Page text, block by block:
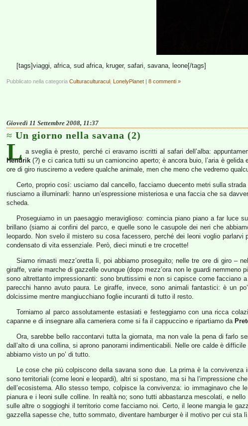
[tags]viaggi, africa, sud africa, kruger, safari, savana, leone[/tags]
Pubblicato nella categoria Culturaculturacul LonelyPlanet | 8 commenti »
Giovedì 11 Settembre 2008, 11:37
Un giorno nella savana (2)
L a sveglia è presto, perché ci eravamo iscritti al safari dell’alba:
Hendrik (?) e ci carica tutti su un camioncino aperto; è ancora buio, l’aria è
ore di giro riusciremo a vedere qualche animale, men che meno che vedremo
Certo, proprio così: usciamo dal cancello, facciamo duecento metri sulla
riusciamo a illuminarli: hanno un’espressione misteriosa e una faccia che sa
scheda.
Proseguiamo in un paesaggio meraviglioso: comincia piano piano a far
brillano (siamo ai confini del parco, e quelle sono le casupole dei neri che
leopardo. Non svelo il mistero su cosa facessero, perché dei leoni voglio
condensato di vita essenziale. Però, dieci minuti e tre crocette!
Siamo rimasti mezz’oretta lì, poi abbiamo proseguito; nelle tre ore di giro –
giraffe, varie marche di gazzelle ovunque (dopo mezz’ora non le guardi nemmeno
sono altrettanto impressionanti: sono bruttissimi e non si capisce come facciano
parecchi hanno avuto paura. Le giraffe, invece, sono animali fantastici: è un
dolcissime mentre mangiucchiano foglie incuranti di tutto il resto.
Torniamo al parco assolutamente estasiati e festeggiamo con una ricca
capanne e di insegnare alla cameriera come si fa il cappuccino e ripartiamo da
Ora, sarebbe bello raccontarvi tutta la giornata, ma non vale la pena di farlo
dall’alto di una collina, si aprono panorami indimenticabili. Nelle ore calde è
abbiamo visto un po’ di tutto.
Le cose che più colpiscono della savana sono due. La prima è la
sono territoriali (come leoni e leopardi), altri si spostano, ma si ha l’impressione
dell’ecosistema. Allo stesso tempo, colpisce la convivenza: io immaginavo
pianura e i leoni sulle colline. In realtà no; sono tutti abbastanza mescolati, e
sulle altre o soggioghi il territorio come facciamo noi. Certo, il leone mangia le
gazzella sapesse che, tutto sommato, diventare hamburger è il motivo per cui sta